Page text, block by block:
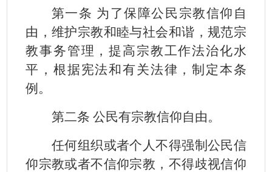
第一条 为了保障公民宗教信仰自
由，维护宗教和睦与社会和谐，规范宗
教事务管理，提高宗教工作法治化水
平，根据宪法和有关法律，制定本条
例。
第二条 公民有宗教信仰自由。
任何组织或者个人不得强制公民信
仰宗教或者不信仰宗教，不得歧视信仰